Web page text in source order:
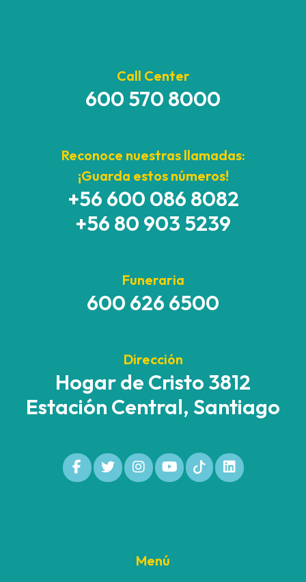
Call Center
600 570 8000
Reconoce nuestras llamadas:
¡Guarda estos números!
+56 600 086 8082
+56 80 903 5239
Funeraria
600 626 6500
Dirección
Hogar de Cristo 3812
Estación Central, Santiago
Menú